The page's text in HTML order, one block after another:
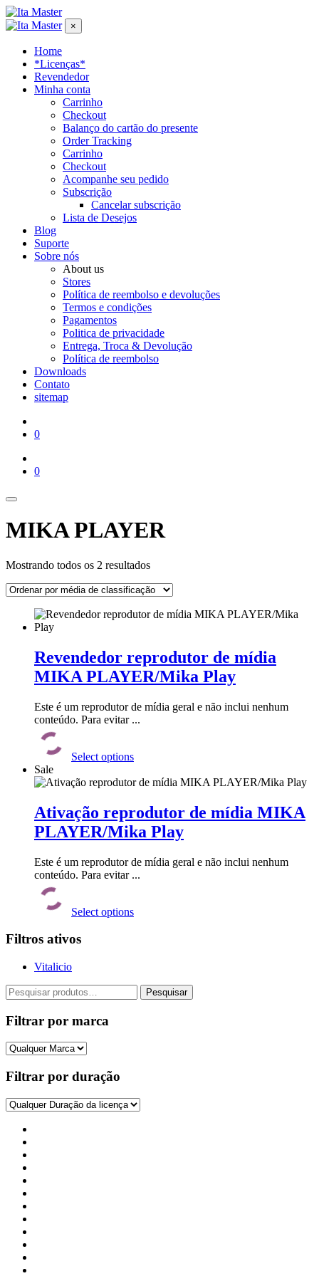
×
Home
*Licenças*
Revendedor
Minha conta
Carrinho
Checkout
Balanço do cartão do presente
Order Tracking
Carrinho
Checkout
Acompanhe seu pedido
Subscrição
Cancelar subscrição
Lista de Desejos
Blog
Suporte
Sobre nós
About us
Stores
Política de reembolso e devoluções
Termos e condições
Pagamentos
Politica de privacidade
Entrega, Troca & Devolução
Política de reembolso
Downloads
Contato
sitemap
0
0
MIKA PLAYER
Mostrando todos os 2 resultadosClassificado
classificação
Revendedor reprodutor de mídia
MIKA PLAYER/Mika Play
Este é um reprodutor de mídia geral e não inclui nenhum
conteúdo. Para evitar ...
Select optionstem
variantes.
opções
podem
ser
na
Sale
Ativação reprodutor de mídia MIKA
PLAYER/Mika Play
Este é um reprodutor de mídia geral e não inclui nenhum
conteúdo. Para evitar ...
Select optionstem
ser
escolhidas
Filtros ativos
Vitalicio
Pesquisar
por:
Pesquisar
Filtrar por marca
Filtrar por duração